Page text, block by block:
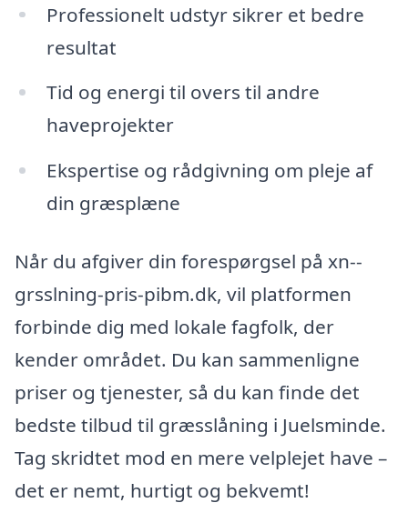
Professionelt udstyr sikrer et bedre
resultat
Tid og energi til overs til andre
haveprojekter
Ekspertise og rådgivning om pleje af
din græsplæne
Når du afgiver din forespørgsel på xn--
grsslning-pris-pibm.dk, vil platformen
forbinde dig med lokale fagfolk, der
kender området. Du kan sammenligne
priser og tjenester, så du kan finde det
bedste tilbud til græsslåning i Juelsminde.
Tag skridtet mod en mere velplejet have –
det er nemt, hurtigt og bekvemt!